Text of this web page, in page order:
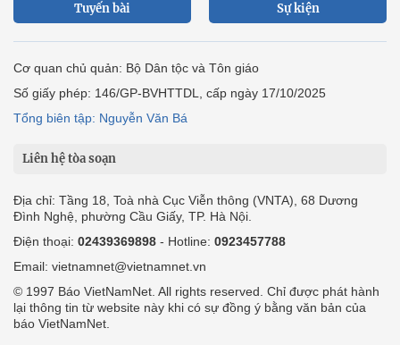
Tuyến bài Sự kiện
Cơ quan chủ quản: Bộ Dân tộc và Tôn giáo
Số giấy phép: 146/GP-BVHTTDL, cấp ngày 17/10/2025
Tổng biên tập: Nguyễn Văn Bá
Liên hệ tòa soạn
Địa chỉ: Tầng 18, Toà nhà Cục Viễn thông (VNTA), 68 Dương
Đình Nghệ, phường Cầu Giấy, TP. Hà Nội.
Điện thoại: 02439369898 - Hotline: 0923457788
Email: vietnamnet@vietnamnet.vn
© 1997 Báo VietNamNet. All rights reserved. Chỉ được phát hành
lại thông tin từ website này khi có sự đồng ý bằng văn bản của
báo VietNamNet.